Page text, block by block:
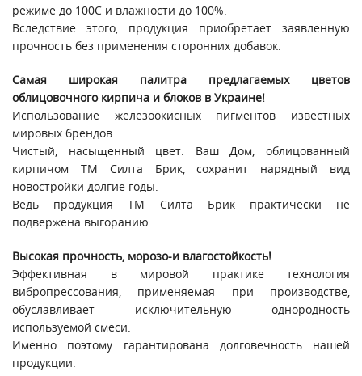
режиме до 100С и влажности до 100%.
Вследствие этого, продукция приобретает заявленную
прочность без применения сторонних добавок.
Самая широкая палитра предлагаемых цветов
облицовочного кирпича и блоков в Украине!
Использование железоокисных пигментов известных
мировых брендов.
Чистый, насыщенный цвет. Ваш Дом, облицованный
кирпичом ТМ Силта Брик, сохранит нарядный вид
новостройки долгие годы.
Ведь продукция ТМ Силта Брик практически не
подвержена выгоранию.
Высокая прочность, морозо-и влагостойкость!
Эффективная в мировой практике технология
вибропрессования, применяемая при производстве,
обуславливает исключительную однородность
используемой смеси.
Именно поэтому гарантирована долговечность нашей
продукции.